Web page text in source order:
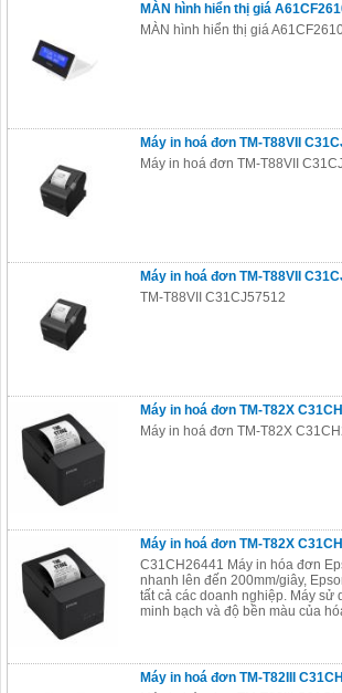
MÀN hình hiển thị giá
MÀN hình hiển thị giá
Máy in hoá đơn TM-T88VII
Máy in hoá đơn TM-T88VII
Máy in hoá đơn TM-T88VII
TM-T88VII C31CJ57512
Máy in hoá đơn TM-T82X
Máy in hoá đơn TM-T82X
Máy in hoá đơn TM-T82X
C31CH26441 Máy in hóa đơn
nhanh lên đến 200mm/giây,
tất cả các doanh nghiệp. Máy sử
minh bạch và độ bền màu của
Máy in hoá đơn TM-T82III